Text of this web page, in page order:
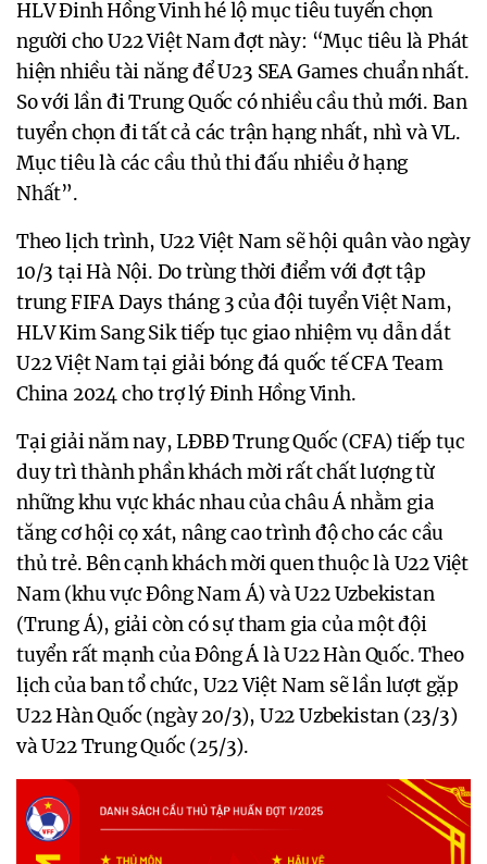
HLV Đinh Hồng Vinh hé lộ mục tiêu tuyển chọn
người cho U22 Việt Nam đợt này: “Mục tiêu là Phát
hiện nhiều tài năng để U23 SEA Games chuẩn nhất.
So với lần đi Trung Quốc có nhiều cầu thủ mới. Ban
tuyển chọn đi tất cả các trận hạng nhất, nhì và VL.
Mục tiêu là các cầu thủ thi đấu nhiều ở hạng
Nhất”.
Theo lịch trình, U22 Việt Nam sẽ hội quân vào ngày
10/3 tại Hà Nội. Do trùng thời điểm với đợt tập
trung FIFA Days tháng 3 của đội tuyển Việt Nam,
HLV Kim Sang Sik tiếp tục giao nhiệm vụ dẫn dắt
U22 Việt Nam tại giải bóng đá quốc tế CFA Team
China 2024 cho trợ lý Đinh Hồng Vinh.
Tại giải năm nay, LĐBĐ Trung Quốc (CFA) tiếp tục
duy trì thành phần khách mời rất chất lượng từ
những khu vực khác nhau của châu Á nhằm gia
tăng cơ hội cọ xát, nâng cao trình độ cho các cầu
thủ trẻ. Bên cạnh khách mời quen thuộc là U22 Việt
Nam (khu vực Đông Nam Á) và U22 Uzbekistan
(Trung Á), giải còn có sự tham gia của một đội
tuyển rất mạnh của Đông Á là U22 Hàn Quốc. Theo
lịch của ban tổ chức, U22 Việt Nam sẽ lần lượt gặp
U22 Hàn Quốc (ngày 20/3), U22 Uzbekistan (23/3)
và U22 Trung Quốc (25/3).